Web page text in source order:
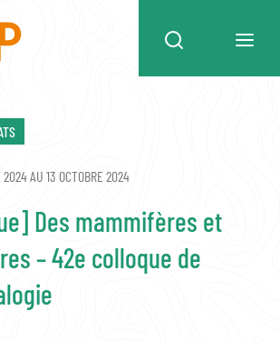
2024 AU 13 OCTOBRE 2024
Des mammifères et
– 42e colloque de